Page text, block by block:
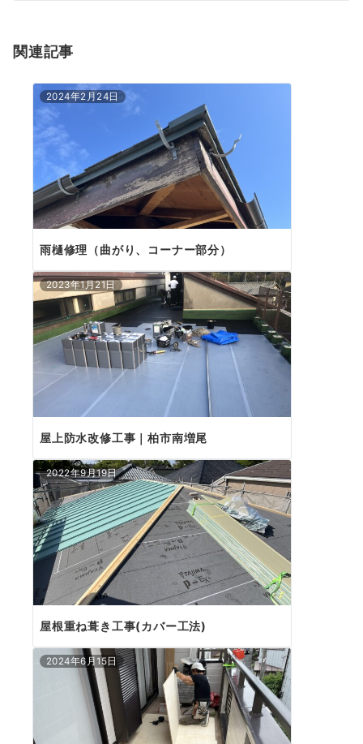
ン
関連記事
2024年2月24日
雨樋修理（曲がり、コーナー部分）
2023年1月21日
屋上防水改修工事｜柏市南増尾
2022年9月19日
屋根重ね葺き工事(カバー工法)
2024年6月15日